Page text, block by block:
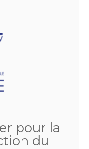
pour la
du